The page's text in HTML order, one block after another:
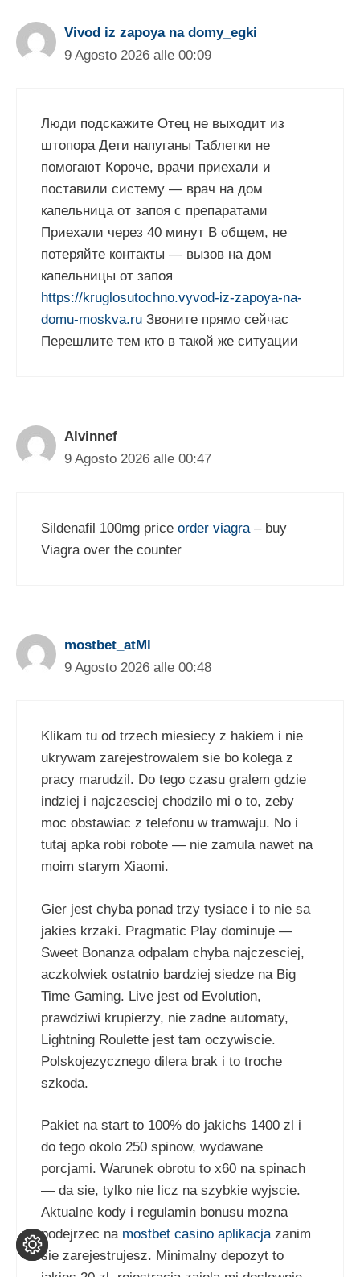
Vivod iz zapoya na domy_egki
9 Agosto 2026 alle 00:09
Люди подскажите Отец не выходит из
штопора Дети напуганы Таблетки не
помогают Короче, врачи приехали и
поставили систему — врач на дом
капельница от запоя с препаратами
Приехали через 40 минут В общем, не
потеряйте контакты — вызов на дом
капельницы от запоя
https://kruglosutochno.vyvod-iz-zapoya-na-
domu-moskva.ru Звоните прямо сейчас
Перешлите тем кто в такой же ситуации
Alvinnef
9 Agosto 2026 alle 00:47
Sildenafil 100mg price order viagra – buy
Viagra over the counter
mostbet_atMl
9 Agosto 2026 alle 00:48
Klikam tu od trzech miesiecy z hakiem i nie
ukrywam zarejestrowalem sie bo kolega z
pracy marudzil. Do tego czasu gralem gdzie
indziej i najczesciej chodzilo mi o to, zeby
moc obstawiac z telefonu w tramwaju. No i
tutaj apka robi robote — nie zamula nawet na
moim starym Xiaomi.
Gier jest chyba ponad trzy tysiace i to nie sa
jakies krzaki. Pragmatic Play dominuje —
Sweet Bonanza odpalam chyba najczesciej,
aczkolwiek ostatnio bardziej siedze na Big
Time Gaming. Live jest od Evolution,
prawdziwi krupierzy, nie zadne automaty,
Lightning Roulette jest tam oczywiscie.
Polskojezycznego dilera brak i to troche
szkoda.
Pakiet na start to 100% do jakichs 1400 zl i
do tego okolo 250 spinow, wydawane
porcjami. Warunek obrotu to x60 na spinach
— da sie, tylko nie licz na szybkie wyjscie.
Aktualne kody i regulamin bonusu mozna
podejrzec na mostbet casino aplikacjazanim
sie zarejestrujesz. Minimalny depozyt to